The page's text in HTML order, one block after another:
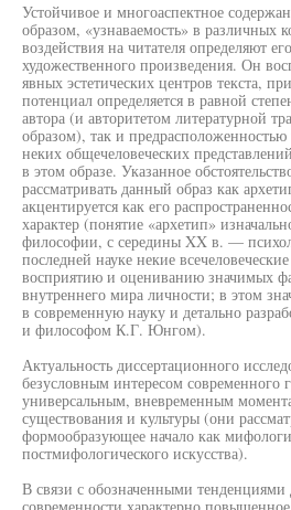
Устойчивое и многоаспектное
образом, «узнаваемость» в различных
воздействия на читателя определяют
художественного произведения. Он
явных эстетических центров текста,
потенциал определяется в равной
автора (и авторитетом литературной
образом), так и
неких общечеловеческих
в этом образе. Указанное
рассматривать данный образ как
акцентируется как его
характер (понятие «архетип»
философии, с середины XX в. —
последней науке некие
восприятию и оцениванию значимых
внутреннего мира личности; в этом
в современную науку и детально
и философом К.Г. Юнгом).
Актуальность диссертационного
безусловным интересом современного
универсальным, вневременным
существования и культуры (они
формообразующее начало как
постмифологического искусства).
В связи с обозначенными тенденциями